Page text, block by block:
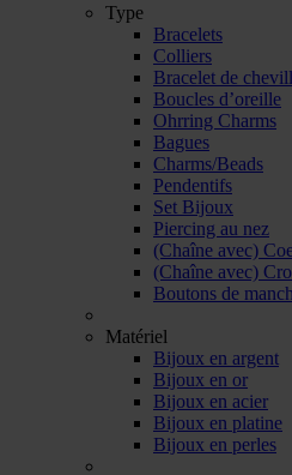
Type
Bracelets
Colliers
Bracelet de
Boucles d’oreille
Ohrring Charms
Bagues
Charms/Beads
Pendentifs
Set Bijoux
Piercing au nez
(Chaîne avec)
(Chaîne avec)
Boutons de
Matériel
Bijoux en argent
Bijoux en or
Bijoux en acier
Bijoux en platine
Bijoux en perles